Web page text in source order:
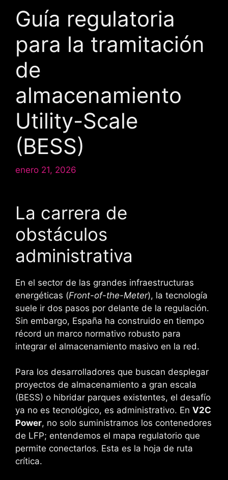
Guía regulatoria
para la tramitación
de
almacenamiento
Utility-Scale
(BESS)
enero 21, 2026
La carrera de
obstáculos
administrativa
En el sector de las grandes infraestructuras
energéticas (Front-of-the-Meter), la tecnología
suele ir dos pasos por delante de la regulación.
Sin embargo, España ha construido en tiempo
récord un marco normativo robusto para
integrar el almacenamiento masivo en la red.
Para los desarrolladores que buscan desplegar
proyectos de almacenamiento a gran escala
(BESS) o hibridar parques existentes, el desafío
ya no es tecnológico, es administrativo. En V2C
Power, no solo suministramos los contenedores
de LFP; entendemos el mapa regulatorio que
permite conectarlos. Esta es la hoja de ruta
crítica.